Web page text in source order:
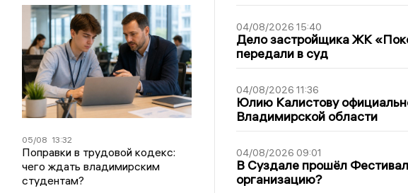
05/08 13:32
Поправки в трудовой кодекс:
чего ждать владимирским
студентам?
04/08/2026 15:40
Дело застройщика ЖК
передали в суд
04/08/2026 11:36
Юлию Калистову
Владимирской области
04/08/2026 09:01
В Суздале прошёл
организацию?